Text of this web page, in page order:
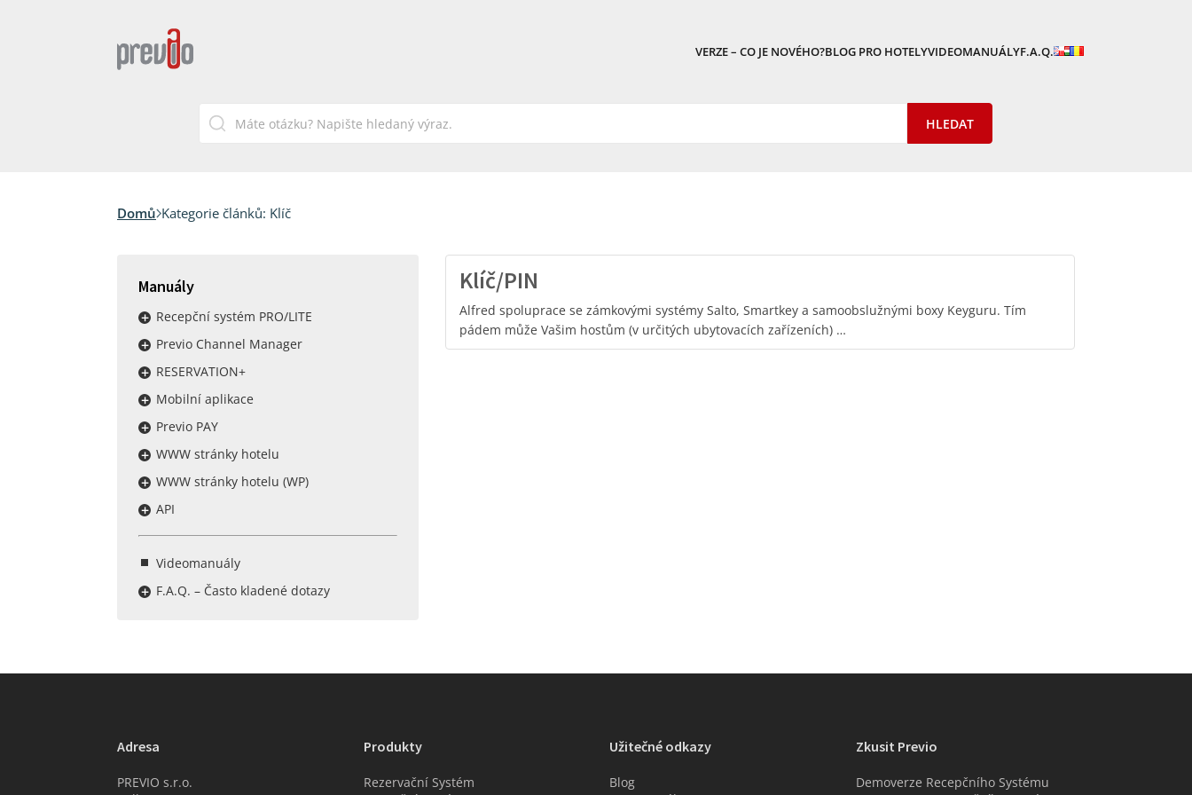
VERZE – CO JE NOVÉHO?BLOG PRO HOTELYVIDEOMANUÁLYF.A.Q.
Domů Kategorie článků: Klíč
Manuály
Recepční systém PRO/LITE
Previo Channel Manager
RESERVATION+
Mobilní aplikace
Previo PAY
WWW stránky hotelu
WWW stránky hotelu (WP)
API
Videomanuály
F.A.Q. – Často kladené dotazy
Klíč/PIN
Alfred spoluprace se zámkovými systémy Salto, Smartkey a samoobslužnými boxy Keyguru. Tím
pádem může Vašim hostům (v určitých ubytovacích zařízeních) …
Adresa
PREVIO s.r.o.
Produkty
Rezervační Systém
Užitečné odkazy
Blog
Zkusit Previo
Demoverze Recepčního Systému